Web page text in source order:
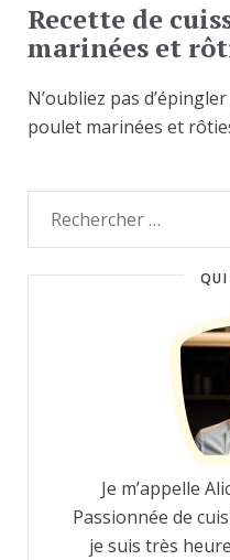
Recette de
marinées et
N’oubliez pas
poulet marinées et
QUI
Je m’appelle
Passionnée de
je suis très